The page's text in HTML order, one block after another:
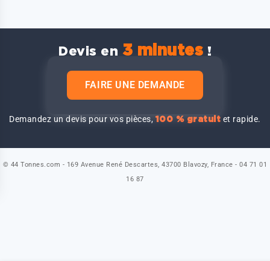
Devis en 3 minutes !
FAIRE UNE DEMANDE
Demandez un devis pour vos pièces,100 % gratuit et rapide.
© 44 Tonnes.com - 169 Avenue René Descartes, 43700 Blavozy, France - 04 71 01
16 87